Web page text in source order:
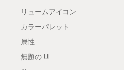
リュームアイコン
カラーパレット
属性
無題の UI